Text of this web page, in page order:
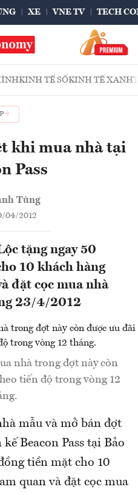
XE VNE TV TECH
KINH TẾ SỐKINH TẾ XANH
khi mua nhà tại
Pass
Tùng
04/2012
tặng ngay 50
10 khách hàng
đặt cọc mua nhà
23/4/2012
nhà trong đợt này còn
tiến độ trong vòng 12
mẫu và mở bán đợt
Beacon Pass tại Bảo
tiền mặt cho 10
quan và đặt cọc mua